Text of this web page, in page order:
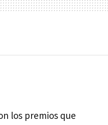
los premios que